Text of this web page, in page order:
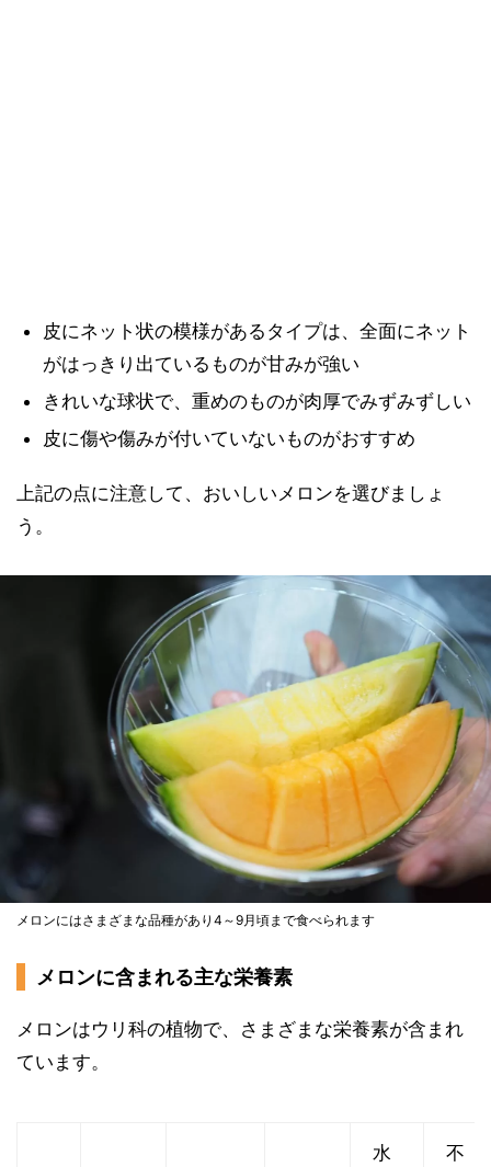
皮にネット状の模様があるタイプは、全面にネット
がはっきり出ているものが甘みが強い
きれいな球状で、重めのものが肉厚でみずみずしい
皮に傷や傷みが付いていないものがおすすめ
上記の点に注意して、おいしいメロンを選びましょ
う。
メロンにはさまざまな品種があり4～9月頃まで食べられます
メロンに含まれる主な栄養素
メロンはウリ科の植物で、さまざまな栄養素が含まれ
ています。
水
不